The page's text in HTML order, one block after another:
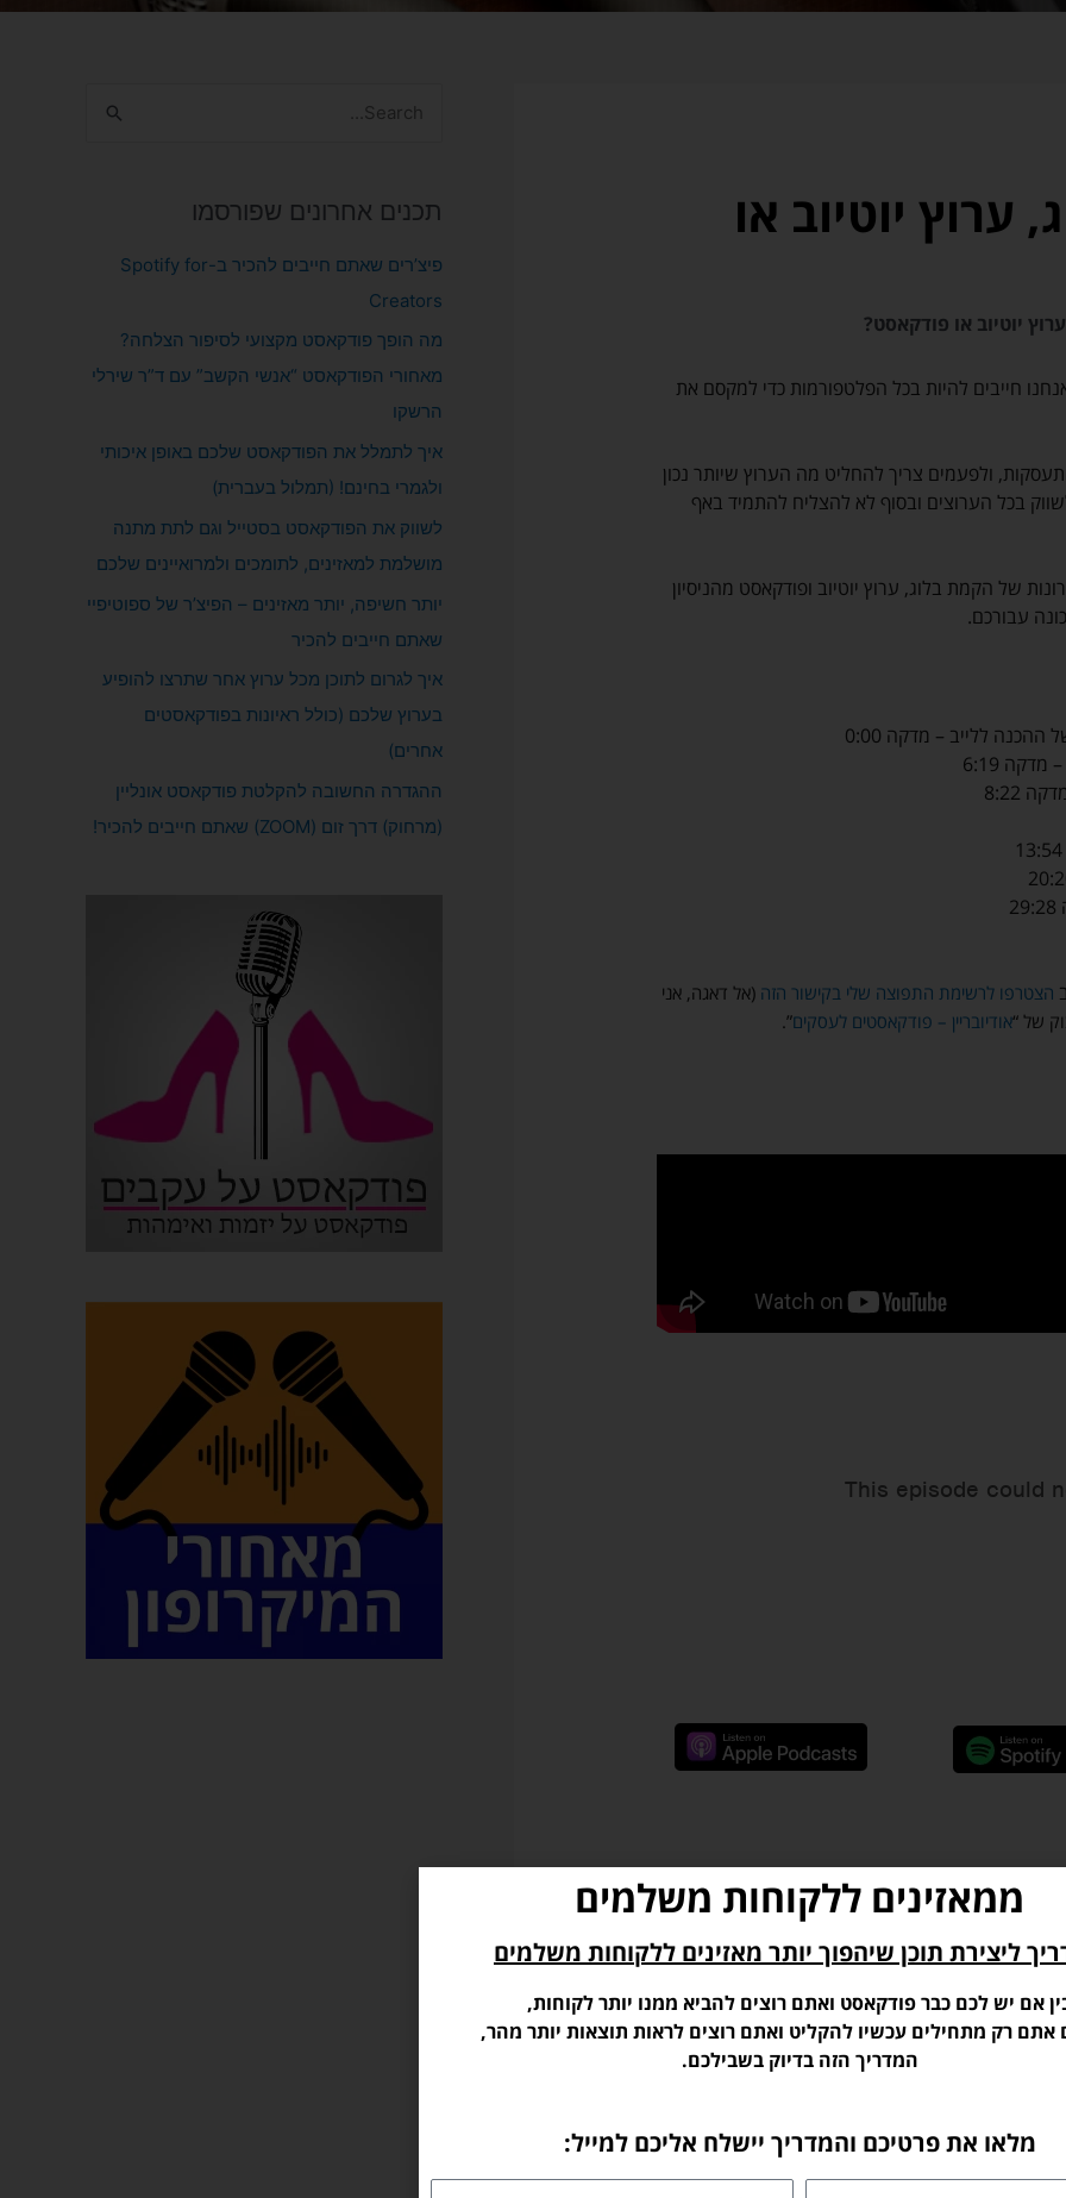
יוטיוב או
יוטיוב או פודקאסט?
חייבים להיות בכל הפלטפורמות כדי למקסם את
ולפעמים צריך להחליט מה הערוץ שיותר נכון
בכל הערוצים ובסוף לא להצליח להתמיד באף
של הקמת בלוג, ערוץ יוטיוב ופודקאסט מהניסיון
עבורכם.
ללייב – מדקה 0:00
6:19
8:22
הצטרפו לרשימת התפוצה שלי בקישור הזה (אל דאגה, אני
של “אודיובריין – פודקאסטים לעסקים”.
יותר לשיתוף תכנים שהם טקסט. כמובן שלשלב בהם
בצורה אורגנית טובה יותר.
אני התחלתי עם אתר החברים של אודיובריין
את תוכנית הלייבים השבועית שלי.
בצורה אורגנית לוקח המון המון זמן ולכן מדובר
r
c
h
f
o
r
תכנים אחרונים שפורסמו
פיצ’רים שאתם חייבים להכיר ב-Spotify for
Creators
מה הופך פודקאסט מקצועי לסיפור הצלחה?
מאחורי הפודקאסט “אנשי הקשב” עם ד”ר שירלי
הרשקו
איך לתמלל את הפודקאסט שלכם באופן איכותי
ולגמרי בחינם! (תמלול בעברית)
לשווק את הפודקאסט בסטייל וגם לתת מתנה
מושלמת למאזינים, לתומכים ולמרואיינים שלכם
יותר חשיפה, יותר מאזינים – הפיצ’ר של ספוטיפיי
שאתם חייבים להכיר
איך לגרום לתוכן מכל ערוץ אחר שתרצו להופיע
בערוץ שלכם (כולל ראיונות בפודקאסטים
אחרים)
ההגדרה החשובה להקלטת פודקאסט אונליין
(מרחוק) דרך זום (ZOOM) שאתם חייבים להכיר!
ממאזינים ללקוחות משלמים
ליצירת תוכן שיהפוך יותר מאזינים ללקוחות משלמים
אם יש לכם כבר פודקאסט ואתם רוצים להביא ממנו יותר לקוחות,
אתם רק מתחילים עכשיו להקליט ואתם רוצים לראות תוצאות יותר מהר,
המדריך הזה בדיוק בשבילכם.
מלאו את פרטיכם והמדריך יישלח אליכם למייל: